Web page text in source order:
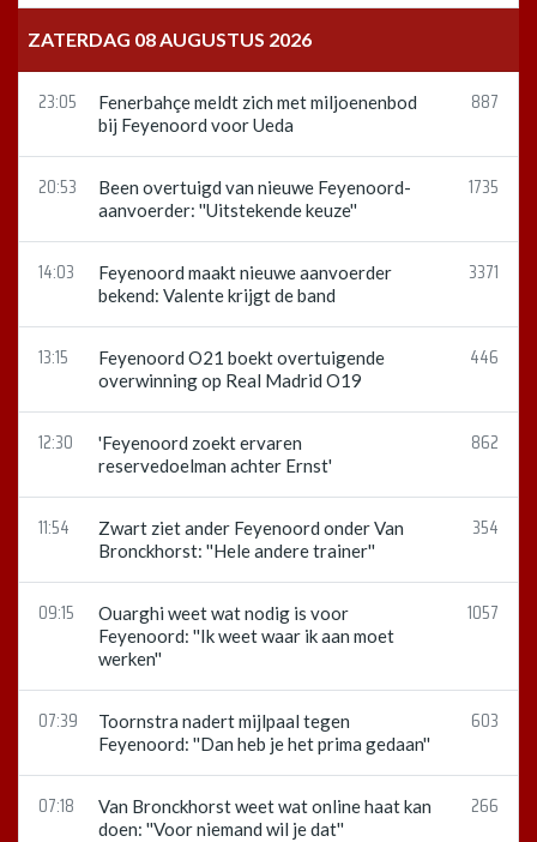
ZATERDAG 08 AUGUSTUS 2026
23:05
Fenerbahçe meldt zich met miljoenenbod
bij Feyenoord voor Ueda
887
20:53
Been overtuigd van nieuwe Feyenoord-
aanvoerder: ''Uitstekende keuze''
1735
14:03
Feyenoord maakt nieuwe aanvoerder
bekend: Valente krijgt de band
3371
13:15
Feyenoord O21 boekt overtuigende
overwinning op Real Madrid O19
446
12:30
'Feyenoord zoekt ervaren
reservedoelman achter Ernst'
862
11:54
Zwart ziet ander Feyenoord onder Van
Bronckhorst: ''Hele andere trainer''
354
09:15
Ouarghi weet wat nodig is voor
Feyenoord: ''Ik weet waar ik aan moet
werken''
1057
07:39
Toornstra nadert mijlpaal tegen
Feyenoord: ''Dan heb je het prima gedaan''
603
07:18
Van Bronckhorst weet wat online haat kan
doen: ''Voor niemand wil je dat''
266